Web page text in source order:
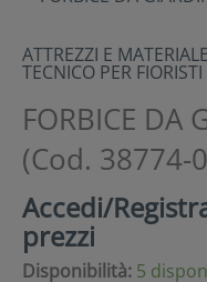
ATTREZZI E
TECNICO PER FIORISTI
FORBICE DA
(Cod. 38774-
Accedi/
prezzi
Disponibilità: 5